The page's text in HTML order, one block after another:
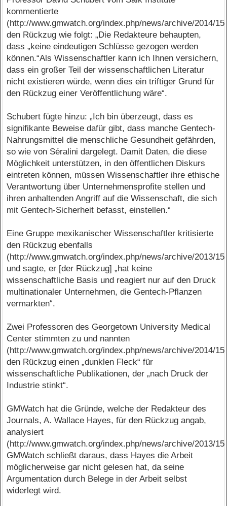
kommentierte
(http://www.gmwatch.org/index.php/news/archive/2014/
den Rückzug wie folgt: „Die Redakteure behaupten,
dass „keine eindeutigen Schlüsse gezogen werden
können.“Als Wissenschaftler kann ich Ihnen versichern,
dass ein großer Teil der wissenschaftlichen Literatur
nicht existieren würde, wenn dies ein triftiger Grund für
den Rückzug einer Veröffentlichung wäre“.
Schubert fügte hinzu: „Ich bin überzeugt, dass es
signifikante Beweise dafür gibt, dass manche Gentech-
Nahrungsmittel die menschliche Gesundheit gefährden,
so wie von Séralini dargelegt. Damit Daten, die diese
Möglichkeit unterstützen, in den öffentlichen Diskurs
eintreten können, müssen Wissenschaftler ihre ethische
Verantwortung über Unternehmensprofite stellen und
ihren anhaltenden Angriff auf die Wissenschaft, die sich
mit Gentech-Sicherheit befasst, einstellen.“
Eine Gruppe mexikanischer Wissenschaftler kritisierte
den Rückzug ebenfalls
(http://www.gmwatch.org/index.php/news/archive/2013/
und sagte, er [der Rückzug] „hat keine
wissenschaftliche Basis und reagiert nur auf den Druck
multinationaler Unternehmen, die Gentech-Pflanzen
vermarkten“.
Zwei Professoren des Georgetown University Medical
Center stimmten zu und nannten
(http://www.gmwatch.org/index.php/news/archive/2014/
den Rückzug einen „dunklen Fleck“ für
wissenschaftliche Publikationen, der „nach Druck der
Industrie stinkt“.
GMWatch hat die Gründe, welche der Redakteur des
Journals, A. Wallace Hayes, für den Rückzug angab,
analysiert
(http://www.gmwatch.org/index.php/news/archive/2013/
GMWatch schließt daraus, dass Hayes die Arbeit
möglicherweise gar nicht gelesen hat, da seine
Argumentation durch Belege in der Arbeit selbst
widerlegt wird.